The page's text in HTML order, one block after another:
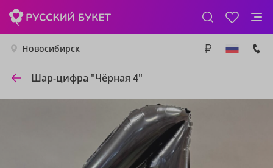
Новосибирск
Шар-цифра "Чёрная 4"